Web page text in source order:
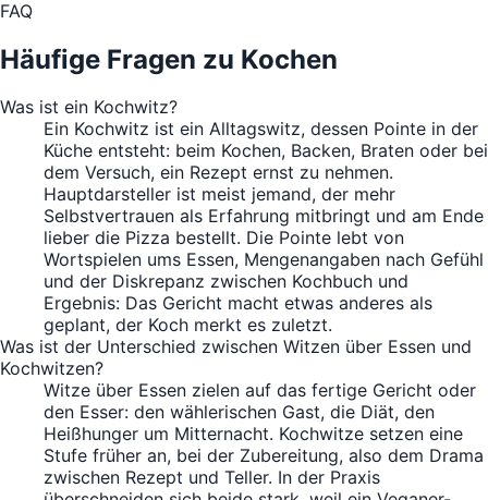
FAQ
Häufige Fragen zu Kochen
Was ist ein Kochwitz?
Ein Kochwitz ist ein Alltagswitz, dessen Pointe in der
Küche entsteht: beim Kochen, Backen, Braten oder bei
dem Versuch, ein Rezept ernst zu nehmen.
Hauptdarsteller ist meist jemand, der mehr
Selbstvertrauen als Erfahrung mitbringt und am Ende
lieber die Pizza bestellt. Die Pointe lebt von
Wortspielen ums Essen, Mengenangaben nach Gefühl
und der Diskrepanz zwischen Kochbuch und
Ergebnis: Das Gericht macht etwas anderes als
geplant, der Koch merkt es zuletzt.
Was ist der Unterschied zwischen Witzen über Essen und
Kochwitzen?
Witze über Essen zielen auf das fertige Gericht oder
den Esser: den wählerischen Gast, die Diät, den
Heißhunger um Mitternacht. Kochwitze setzen eine
Stufe früher an, bei der Zubereitung, also dem Drama
zwischen Rezept und Teller. In der Praxis